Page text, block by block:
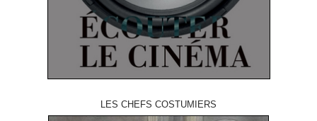
LES CHEFS COSTUMIERS